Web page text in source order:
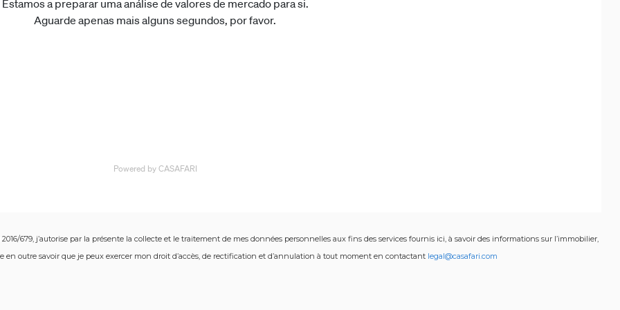
679, j’autorise par la présente la collecte et le traitement de mes données personnelles aux fins des services fournis ici, à savoir des informations sur l’immobilier,
en outre savoir que je peux exercer mon droit d’accès, de rectification et d’annulation à tout moment en contactant legal@casafari.com